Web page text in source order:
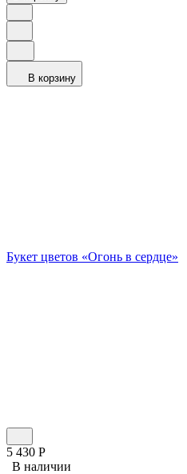
В корзину
Букет цветов «Огонь в сердце»
5 430 Р
В наличии